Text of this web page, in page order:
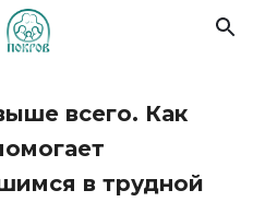
семей
всего. Как
в трудной